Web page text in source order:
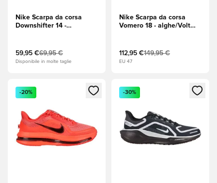
Nike Scarpa da corsa
Downshifter 14 -
59,95 €69,95 €
Disponibile in molte taglie
Nike Scarpa da corsa
Vomero 18 - alghe/Volt
112,95 €149,95 €
EU 47
Apre una finestra modale per accedere o registrarsi come
-20%
Apre una finestra modale
-30%